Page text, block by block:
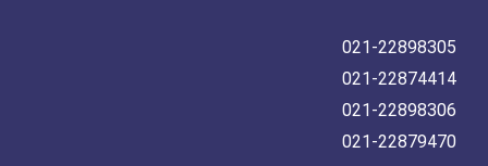
021-22898305
021-22874414
021-22898306
021-22879470